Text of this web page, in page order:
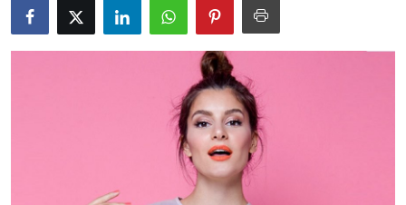
Kamu Kurumları ve Üst Kurullar
Resmi Reklamlar